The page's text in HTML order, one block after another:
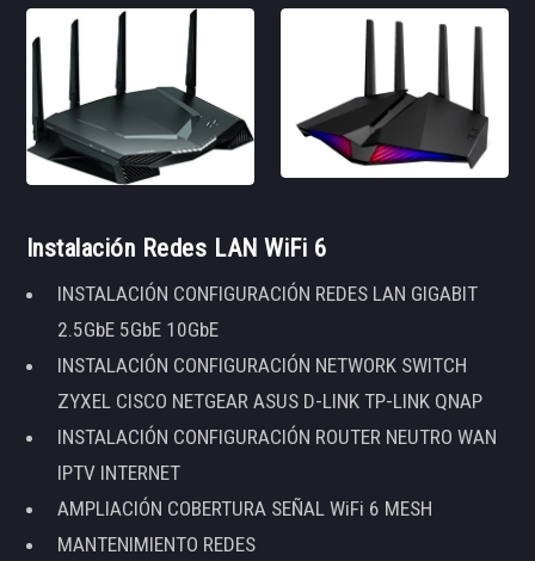
Instalación Redes LAN WiFi 6
INSTALACIÓN CONFIGURACIÓN REDES LAN GIGABIT
2.5GbE 5GbE 10GbE
INSTALACIÓN CONFIGURACIÓN NETWORK SWITCH
ZYXEL CISCO NETGEAR ASUS D-LINK TP-LINK QNAP
INSTALACIÓN CONFIGURACIÓN ROUTER NEUTRO WAN
IPTV INTERNET
AMPLIACIÓN COBERTURA SEÑAL WiFi 6 MESH
MANTENIMIENTO REDES